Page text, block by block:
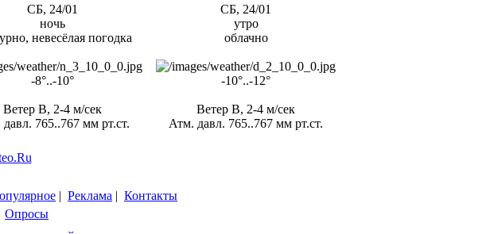
СБ, 24/01
ночь
невесёлая погодка
-8°..-10°
Ветер В, 2-4 м/сек
765..767 мм рт.ст.
СБ, 24/01
утро
облачно
-10°..-12°
Ветер В, 2-4 м/сек
Атм. давл. 765..767 мм рт.ст.
| Реклама | Контакты
Опросы